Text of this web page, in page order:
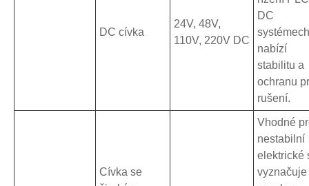
DC cívka
24V, 48V,
110V, 220V DC
DC
nabízí
stabilitu a
ochranu
rušení.
Cívka se
Vhodné
nestabilní
elektrické
vyznačuje